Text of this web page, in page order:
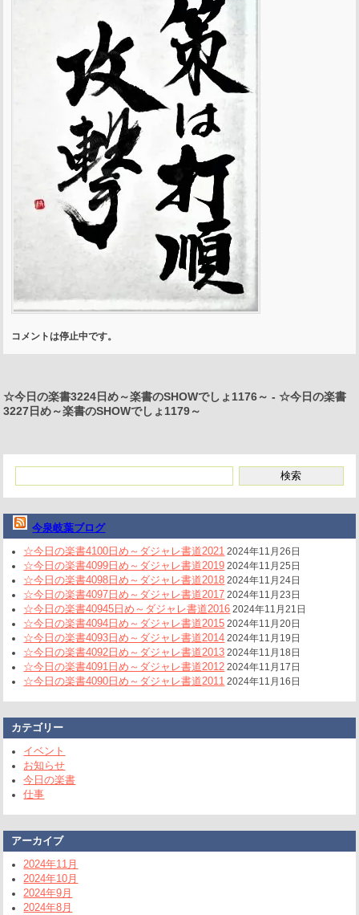
コメントは停止中です。
☆今日の楽書3224日め～楽書のSHOWでしょ1176～ -☆今日の楽書
3227日め～楽書のSHOWでしょ1179～
今泉岐葉ブログ
☆今日の楽書4100日め～ダジャレ書道2021 2024年11月26日
☆今日の楽書4099日め～ダジャレ書道2019 2024年11月25日
☆今日の楽書4098日め～ダジャレ書道2018 2024年11月24日
☆今日の楽書4097日め～ダジャレ書道2017 2024年11月23日
☆今日の楽書40945日め～ダジャレ書道2016 2024年11月21日
☆今日の楽書4094日め～ダジャレ書道2015 2024年11月20日
☆今日の楽書4093日め～ダジャレ書道2014 2024年11月19日
☆今日の楽書4092日め～ダジャレ書道2013 2024年11月18日
☆今日の楽書4091日め～ダジャレ書道2012 2024年11月17日
☆今日の楽書4090日め～ダジャレ書道2011 2024年11月16日
カテゴリー
イベント
お知らせ
今日の楽書
仕事
アーカイブ
2024年11月
2024年10月
2024年9月
2024年8月